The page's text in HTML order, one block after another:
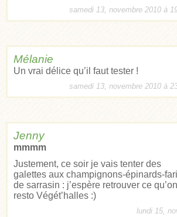
samedi 13, novembre 2010 à
Mélanie
Un vrai délice qu’il faut tester !
samedi 13, novembre 2010 à
Jenny
mmmm
Justement, ce soir je vais tenter des
galettes aux champignons-épinards-
de sarrasin : j’espère retrouver ce
resto Végét’halles :)
lundi 15,